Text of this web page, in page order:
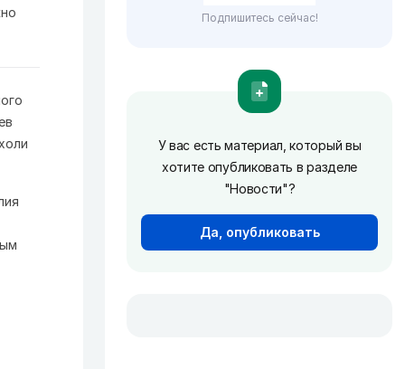
Подпишитесь сейчас!
У вас есть материал, который вы
хотите опубликовать в разделе
"Новости"?
Да, опубликовать